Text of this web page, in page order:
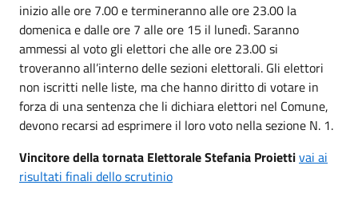
inizio alle ore 7.00 e termineranno alle ore 23.00 la
domenica e dalle ore 7 alle ore 15 il lunedì. Saranno
ammessi al voto gli elettori che alle ore 23.00 si
troveranno all’interno delle sezioni elettorali. Gli elettori
non iscritti nelle liste, ma che hanno diritto di votare in
forza di una sentenza che li dichiara elettori nel Comune,
devono recarsi ad esprimere il loro voto nella sezione N. 1.
Vincitore della tornata Elettorale Stefania Proiettivai ai
risultati finali dello scrutinio